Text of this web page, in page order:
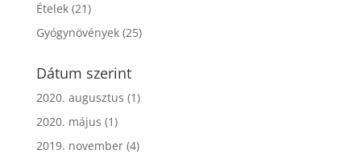
Ételek(21)
Gyógynövények(25)
Dátum szerint
2020. augusztus (1)
2020. május (1)
2019. november(4)